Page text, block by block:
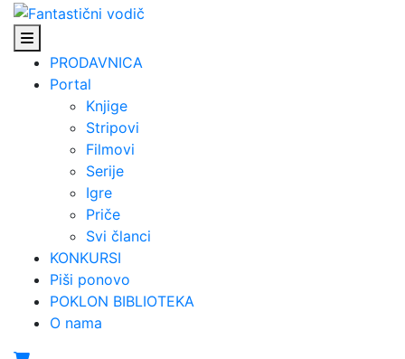
PRODAVNICA
Portal
Knjige
Stripovi
Filmovi
Serije
Igre
Priče
Svi članci
KONKURSI
Piši ponovo
POKLON BIBLIOTEKA
O nama